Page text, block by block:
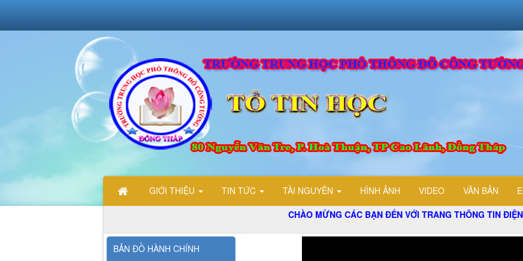
GIỚI THIỆU TIN TỨC TÀI NGUYÊN HÌNH ẢNH VIDEO VĂN BẢN
CHÀO MỪNG CÁC BẠN ĐẾN VỚI TRANG THÔNG TIN ĐIỆN TỬ TỔ
BẢN ĐỒ HÀNH CHÍNH